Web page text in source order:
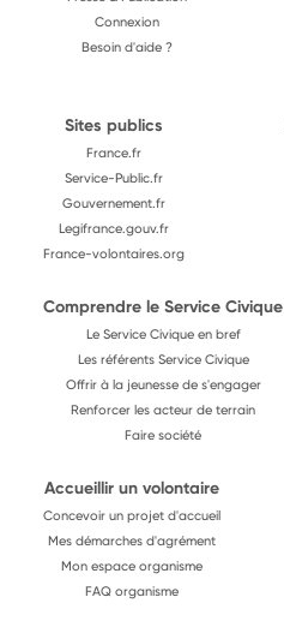
Connexion
Besoin d'aide ?
Sites publics
France.fr
Service-Public.fr
Gouvernement.fr
Legifrance.gouv.fr
France-volontaires.org
Comprendre le Service Civique
Le Service Civique en bref
Les référents Service Civique
Offrir à la jeunesse de s'engager
Renforcer les acteur de terrain
Faire société
Accueillir un volontaire
Concevoir un projet d'accueil
Mes démarches d'agrément
Mon espace organisme
FAQ organisme